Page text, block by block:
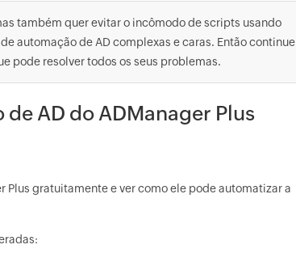
também quer evitar o incômodo de scripts usando
automação de AD complexas e caras. Então continue
pode resolver todos os seus problemas.
AD do ADManager Plus
Plus gratuitamente e ver como ele pode automatizar a